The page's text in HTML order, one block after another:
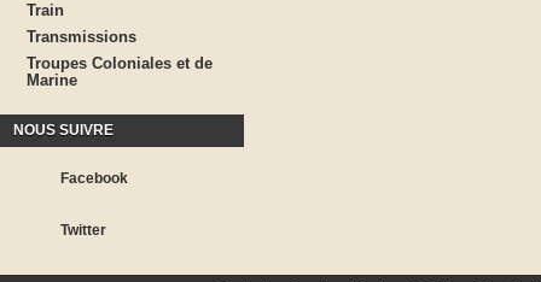
Train
Transmissions
Troupes Coloniales et de
Marine
NOUS SUIVRE
Facebook
Twitter